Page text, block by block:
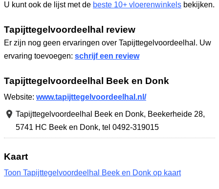
U kunt ook de lijst met de beste 10+ vloerenwinkels bekijken.
Tapijttegelvoordeelhal review
Er zijn nog geen ervaringen over Tapijttegelvoordeelhal. Uw
ervaring toevoegen: schrijf een review
Tapijttegelvoordeelhal Beek en Donk
Website: www.tapijttegelvoordeelhal.nl/
Tapijttegelvoordeelhal Beek en Donk, Beekerheide 28,
5741 HC Beek en Donk, tel 0492-319015
Kaart
Toon Tapijttegelvoordeelhal Beek en Donk op kaart